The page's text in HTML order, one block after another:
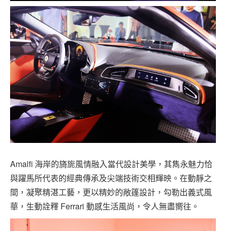
Amalfi 海岸的旖旎風情融入當代設計美學，其雋永魅力恰
與躍馬所代表的經典傳承及尖端技術交相輝映。在動靜之
間，凝聚精湛工藝，更以精妙的敞篷設計，勾勒出義式風
華，生動詮釋 Ferrari 動感生活風尚，令人無盡嚮往。